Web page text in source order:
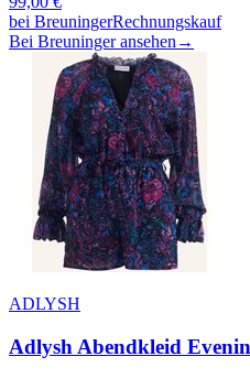
bei BreuningerRechnungskauf
Bei Breuninger ansehen →
ADLYSH
Adlysh Abendkleid